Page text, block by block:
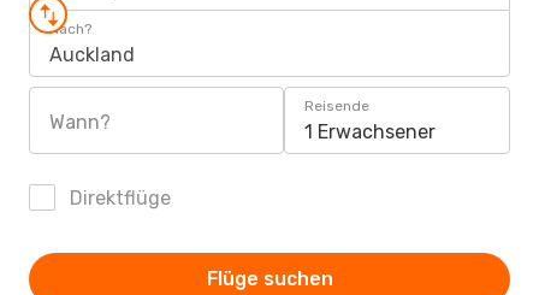
Nach?
Auckland
Wann?
Reisende
1 Erwachsener
Direktflüge
Flüge suchen